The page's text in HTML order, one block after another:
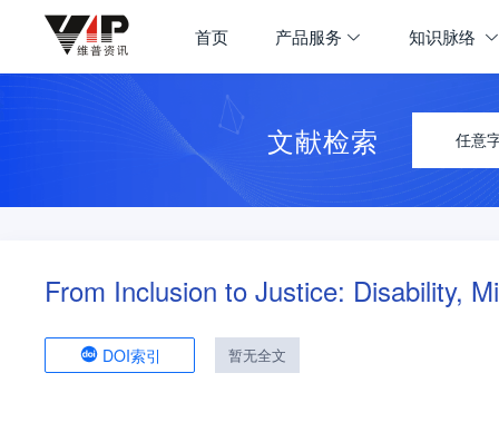
首页 产品服务 知识脉络
文献检索 任意
From Inclusion to Justice: Disability,
DOI索引 暂无全文